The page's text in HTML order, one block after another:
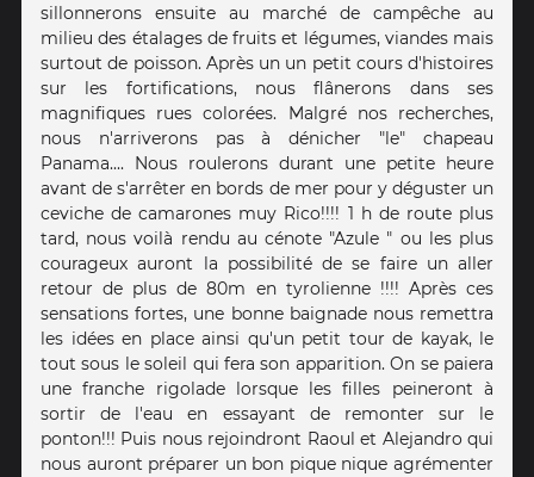
sillonnerons ensuite au marché de campêche au
milieu des étalages de fruits et légumes, viandes mais
surtout de poisson. Après un un petit cours d'histoires
sur les fortifications, nous flânerons dans ses
magnifiques rues colorées. Malgré nos recherches,
nous n'arriverons pas à dénicher "le" chapeau
Panama.... Nous roulerons durant une petite heure
avant de s'arrêter en bords de mer pour y déguster un
ceviche de camarones muy Rico!!!! 1 h de route plus
tard, nous voilà rendu au cénote "Azule " ou les plus
courageux auront la possibilité de se faire un aller
retour de plus de 80m en tyrolienne !!!! Après ces
sensations fortes, une bonne baignade nous remettra
les idées en place ainsi qu'un petit tour de kayak, le
tout sous le soleil qui fera son apparition. On se paiera
une franche rigolade lorsque les filles peineront à
sortir de l'eau en essayant de remonter sur le
ponton!!! Puis nous rejoindront Raoul et Alejandro qui
nous auront préparer un bon pique nique agrémenter